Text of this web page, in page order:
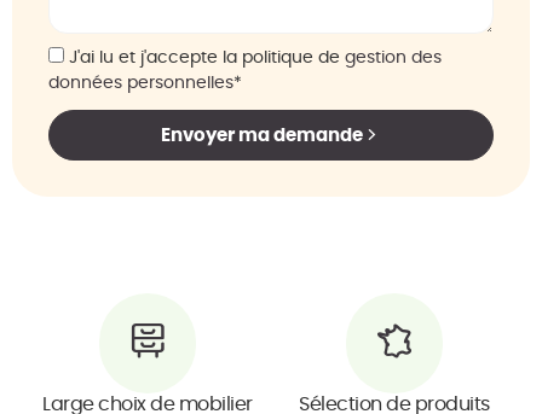
J'ai lu et j'accepte la politique de gestion des
données personnelles*
Envoyer ma demande
Large choix de mobilier
Sélection de produits